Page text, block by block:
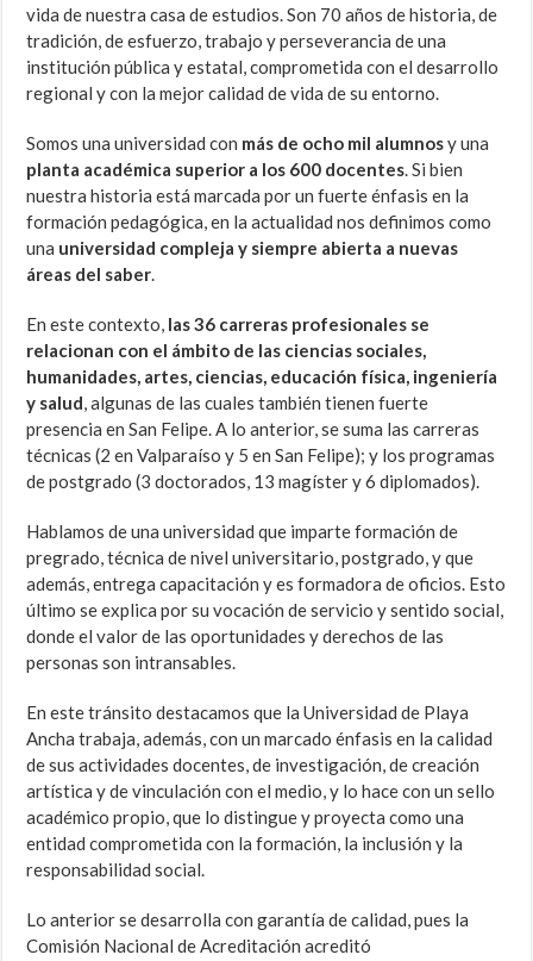
vida de nuestra casa de estudios. Son 70 años de historia, de
tradición, de esfuerzo, trabajo y perseverancia de una
institución pública y estatal, comprometida con el desarrollo
regional y con la mejor calidad de vida de su entorno.
Somos una universidad con más de ocho mil alumnosy una
planta académica superior a los 600 docentes. Si bien
nuestra historia está marcada por un fuerte énfasis en la
formación pedagógica, en la actualidad nos definimos como
una universidad compleja y siempre abierta a nuevas
áreas del saber.
En este contexto, las 36 carreras profesionales se
relacionan con el ámbito de las ciencias sociales,
humanidades, artes, ciencias, educación física, ingeniería
y salud, algunas de las cuales también tienen fuerte
presencia en San Felipe. A lo anterior, se suma las carreras
técnicas (2 en Valparaíso y 5 en San Felipe); y los programas
de postgrado (3 doctorados, 13 magíster y 6 diplomados).
Hablamos de una universidad que imparte formación de
pregrado, técnica de nivel universitario, postgrado, y que
además, entrega capacitación y es formadora de oficios. Esto
último se explica por su vocación de servicio y sentido social,
donde el valor de las oportunidades y derechos de las
personas son intransables.
En este tránsito destacamos que la Universidad de Playa
Ancha trabaja, además, con un marcado énfasis en la calidad
de sus actividades docentes, de investigación, de creación
artística y de vinculación con el medio, y lo hace con un sello
académico propio, que lo distingue y proyecta como una
entidad comprometida con la formación, la inclusión y la
responsabilidad social.
Lo anterior se desarrolla con garantía de calidad, pues la
Comisión Nacional de Acreditación acreditó